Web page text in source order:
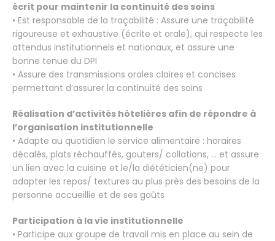
écrit pour maintenir la continuité des soins
• Est responsable de la traçabilité : Assure une traçabilité
rigoureuse et exhaustive (écrite et orale), qui respecte les
attendus institutionnels et nationaux, et assure une
bonne tenue du DPI
• Assure des transmissions orales claires et concises
permettant d’assurer la continuité des soins
Réalisation d’activités hôtelières afin de répondre à
l’organisation institutionnelle
• Adapte au quotidien le service alimentaire : horaires
décalés, plats réchauffés, gouters/ collations, … et assure
un lien avec la cuisine et le/la diététicien(ne) pour
adapter les repas/ textures au plus près des besoins de la
personne accueillie et de ses goûts
Participation à la vie institutionnelle
• Participe aux groupe de travail mis en place au sein de